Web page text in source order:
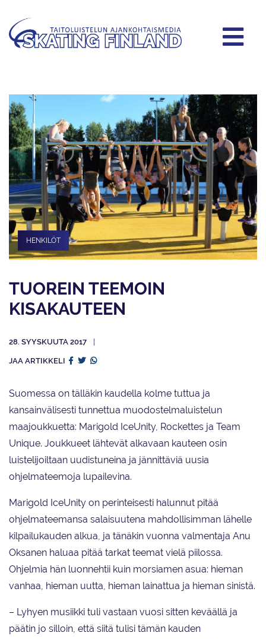
HENKILÖT
TUOREIN TEEMOIN
KISAKAUTEEN
28. SYYSKUUTA 2017
JAA ARTIKKELI
Suomessa on tälläkin kaudella kolme tuttua ja
kansainvälisesti tunnettua muodostelmaluistelun
maajoukkuetta: Marigold IceUnity, Rockettes ja Team
Unique. Joukkueet lähtevät alkavaan kauteen osin
luistelijoiltaan uudistuneina ja jännittäviä uusia
ohjelmateemoja lupailevina.
Marigold IceUnity on perinteisesti halunnut pitää
ohjelmateemansa salaisuutena mahdollisimman lähelle
kilpailukauden alkua, ja tänäkin vuonna valmentaja Anu
Oksanen haluaa pitää tarkat teemat vielä piilossa.
Ohjelmia hän luonnehtii kuin morsiamen asua: hieman
vanhaa, hieman uutta, hieman lainattua ja hieman sinistä.
– Lyhyen musiikki tuli vastaan vuosi sitten keväällä ja
päätin jo silloin, että siitä tulisi tämän kauden